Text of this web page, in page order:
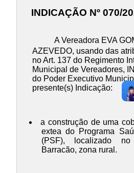
INDICAÇÃO Nº 070/
A Vereadora EVA
AZEVEDO, usando das
no Art. 137 do Regimento
Municipal de Vereadores,
do Poder Executivo
presente(s) Indicação:
a construção de uma
extea do Programa
(PSF), localizado
Barracão, zona rural.